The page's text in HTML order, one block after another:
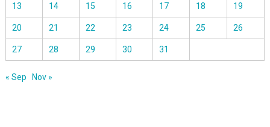
13 14 15 16 17 18 19
20 21 22 23 24 25 26
27 28 29 30 31
« Sep Nov »